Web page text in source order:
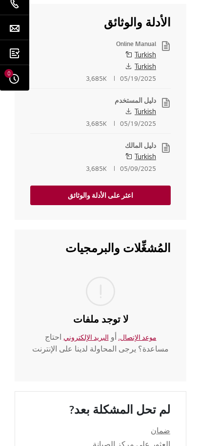
الأدلة والوثائق
Online Manual
Turkish
Turkish
05/19/2025
3,685K
دليل المستخدم
Turkish
05/19/2025
3,685K
دليل المالك
Turkish
05/09/2025
3,685K
اعثر على الأدلة والوثائق
المُشغِّلات والبرمجيات
لا توجد ملفات
موعد الإتصال. أو البريد الإلكتروني احتاج
مساعدة؟ يرجى المحاولة لدينا على الإنترنت
لم تحل المشكلة بعد?
ضمان
0